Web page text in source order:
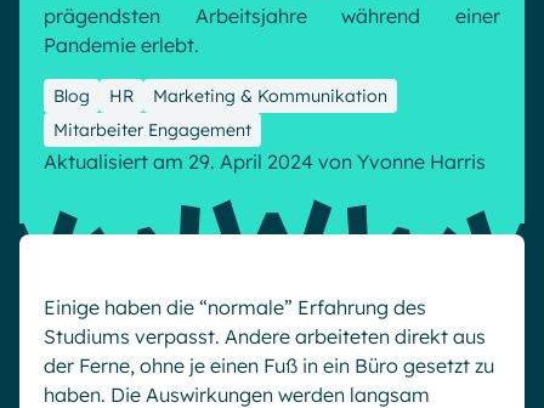
Virtuelles Büro
AI Augmented Digital Workplace
Plattform für digitale Zusammenarbeit
Digital Hub
Wissensbasis
Effizientes Wissensmanagement am Arbeitsplatz
Analytische
Generative KI
Sicherheit und Compliance
Microsoft x Powell = ♡
Microsoft Gold Partner
Zertifizierter Microsoft-Experte
Veranstaltungen
EnglishFrançaisDeutsch
prägendsten Arbeitsjahre während einer
Pandemie erlebt.
Blog HR
Marketing & Kommunikation
Mitarbeiter Engagement
Aktualisiert am 29. April 2024 von Yvonne Harris
Einige haben die “normale” Erfahrung des
Studiums verpasst. Andere arbeiteten direkt aus
der Ferne, ohne je einen Fuß in ein Büro gesetzt zu
haben. Die Auswirkungen werden langsam